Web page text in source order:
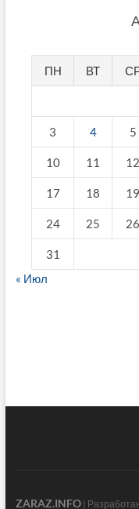
ПН ВТ
3 4 5
10 11 12
17 18 19
24 25 26
31
« Июл
ZARAZ.INFO|